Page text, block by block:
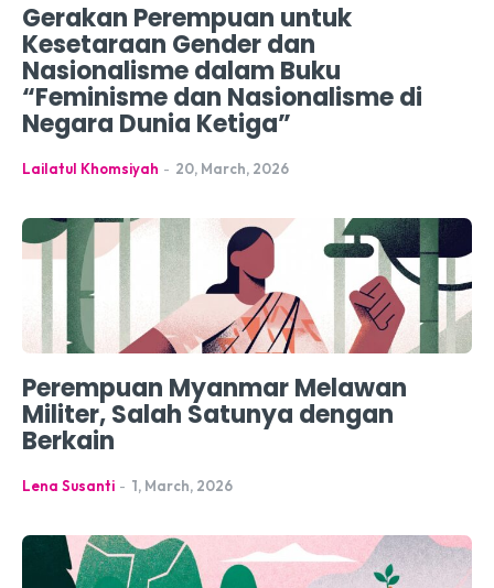
Gerakan Perempuan untuk
Kesetaraan Gender dan
Nasionalisme dalam Buku
“Feminisme dan Nasionalisme di
Negara Dunia Ketiga”
Lailatul Khomsiyah - 20, March, 2026
Perempuan Myanmar Melawan
Militer, Salah Satunya dengan
Berkain
Lena Susanti - 1, March, 2026